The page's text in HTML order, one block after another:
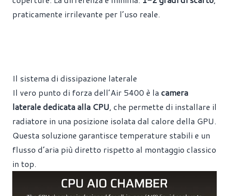
praticamente irrilevante per l’uso reale.
Il sistema di dissipazione laterale
Il vero punto di forza dell’Air 5400 è la camera
laterale dedicata alla CPU, che permette di installare il
radiatore in una posizione isolata dal calore della GPU.
Questa soluzione garantisce temperature stabili e un
flusso d’aria più diretto rispetto al montaggio classico
in top.